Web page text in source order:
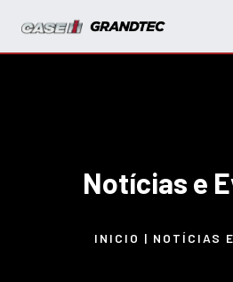
INICIO | NOTÍCIAS
Notícias e